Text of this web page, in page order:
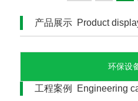
产品展示 Product
环保设
工程案例 Engineering